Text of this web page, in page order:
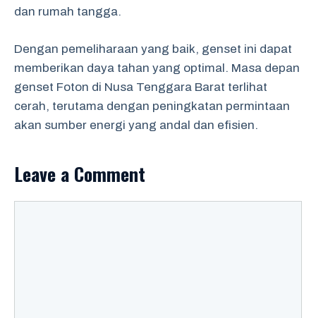
dan rumah tangga.
Dengan pemeliharaan yang baik, genset ini dapat
memberikan daya tahan yang optimal. Masa depan
genset Foton di Nusa Tenggara Barat terlihat
cerah, terutama dengan peningkatan permintaan
akan sumber energi yang andal dan efisien.
Leave a Comment